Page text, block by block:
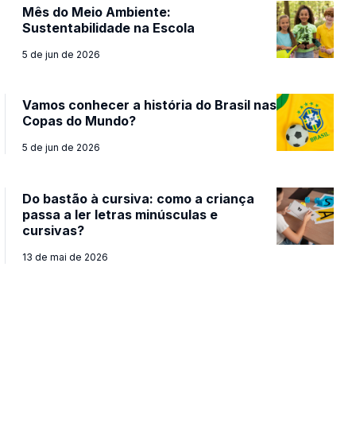
Mês do Meio Ambiente:
Sustentabilidade na Escola
5 de jun de 2026
Vamos conhecer a história do Brasil nas
Copas do Mundo?
5 de jun de 2026
Do bastão à cursiva: como a criança
passa a ler letras minúsculas e
cursivas?
13 de mai de 2026